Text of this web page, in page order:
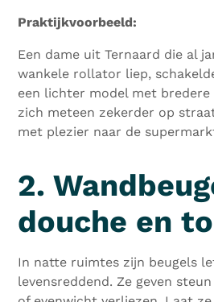
Praktijkvoorbeeld:
Een dame uit Ternaard die al
wankele rollator liep,
een lichter model met bredere
zich meteen zekerder op
met plezier naar de
2.
douche en
In natte ruimtes zijn beugels
levensreddend. Ze geven